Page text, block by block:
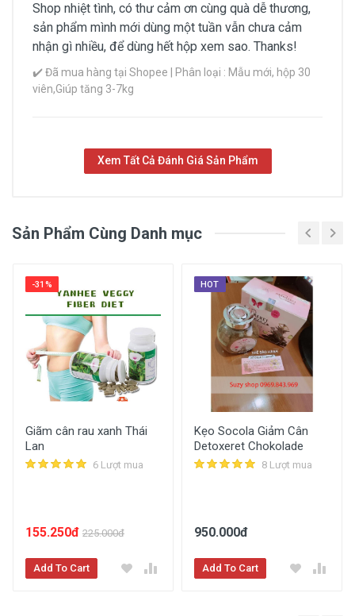
Shop nhiệt tình, có thư cảm ơn cùng quà dễ thương,
sản phẩm mình mới dùng một tuần vẫn chưa cảm
nhận gì nhiều, để dùng hết hộp xem sao. Thanks!
✔️ Đã mua hàng tại Shopee | Phân loại : Mẫu mới, hộp 30
viên,Giúp tăng 3-7kg
Xem Tất Cả Đánh Giá Sản Phẩm
Sản Phẩm Cùng Danh mục
-31%
Giãm cân rau xanh Thái
Lan
6 Lượt mua
155.250đ 225.000đ
Add To Cart
HOT
Kẹo Socola Giảm Cân
Detoxeret Chokolade
8 Lượt mua
950.000đ
Add To Cart